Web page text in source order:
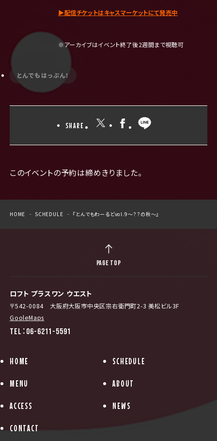
▶︎配信チケットはキャスマーケットにて発売中
※アーカイブはイベント終了後2週間まで視聴可
とんでもはっぷん！
SHARE
このイベントの予約は締めきりました。
HOME SCHEDULE 『とんでもわーるどvol.9〜？？の秋～』
ロフト プラスワン ウエスト
〒542-0084 大阪府大阪市中央区宗右衛門町2-3 美松ビル3F
GooleMaps
TEL：06-6211-5591
HOME SCHEDULE
MENU ABOUT
ACCESS NEWS
CONTACT
PAGE TOP